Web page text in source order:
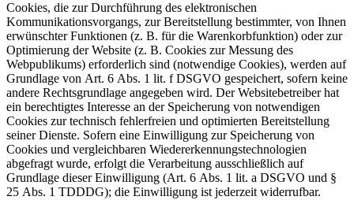
Cookies, die zur Durchführung des elektronischen
Kommunikationsvorgangs, zur Bereitstellung bestimmter, von Ihnen
erwünschter Funktionen (z. B. für die Warenkorbfunktion) oder zur
Optimierung der Website (z. B. Cookies zur Messung des
Webpublikums) erforderlich sind (notwendige Cookies), werden auf
Grundlage von Art. 6 Abs. 1 lit. f DSGVO gespeichert, sofern keine
andere Rechtsgrundlage angegeben wird. Der Websitebetreiber hat
ein berechtigtes Interesse an der Speicherung von notwendigen
Cookies zur technisch fehlerfreien und optimierten Bereitstellung
seiner Dienste. Sofern eine Einwilligung zur Speicherung von
Cookies und vergleichbaren Wiedererkennungstechnologien
abgefragt wurde, erfolgt die Verarbeitung ausschließlich auf
Grundlage dieser Einwilligung (Art. 6 Abs. 1 lit. a DSGVO und §
25 Abs. 1 TDDDG); die Einwilligung ist jederzeit widerrufbar.